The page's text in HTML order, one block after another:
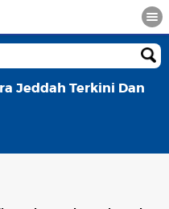
Jeddah Terkini Dan